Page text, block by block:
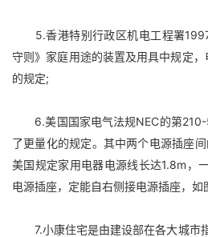
5.香港特别行政区机电工程署
守则》家庭用途的装置及用具中规定
的规定;
6.美国国家电气法规NEC的第210-
了更量化的规定。其中两个电源插座
美国规定家用电器电源线长达1.8m，
电源插座，定能自右侧接电源插座，如
7.小康住宅是由建设部在各大城市